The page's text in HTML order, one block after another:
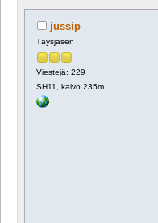
jussip
Täysjäsen
Viestejä: 229
SH11, kaivo 235m